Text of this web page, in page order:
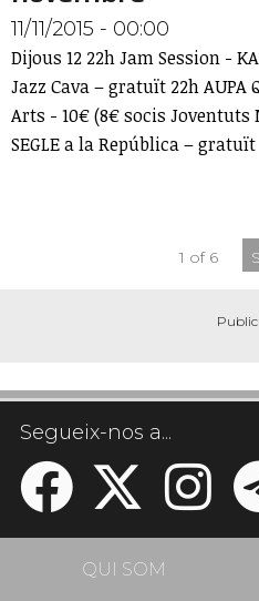
11/11/2015 - 00:00
Dijous 12 22h Jam Session -
Jazz Cava – gratuït 22h AUPA
Arts - 10€ (8€ socis Joventuts
SEGLE a la República – gratuït
1 of 6
Segueix-nos a...
QUI SOM